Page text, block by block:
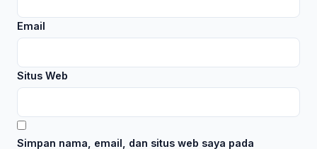
Email
Situs Web
Simpan nama, email, dan situs web saya pada